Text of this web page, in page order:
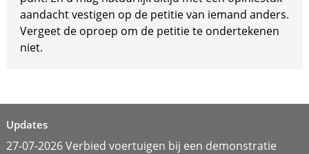
aandacht vestigen op de petitie van iemand anders.
Vergeet de oproep om de petitie te ondertekenen
niet.
Updates
27-07-2026 Verbied voertuigen bij een demonstratie